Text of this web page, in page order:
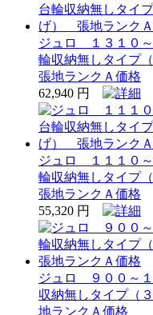
ジュロ １３１０
輪収納無しタイプ
張地ランクＡ価格
62,940 円
ジュロ １１１０
輪収納無しタイプ
張地ランクＡ価格
55,320 円
ジュロ ９００～
収納無しタイプ（
地ランクＡ価格